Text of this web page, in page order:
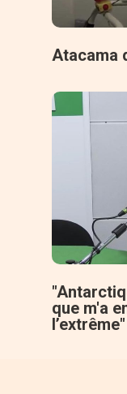
Atacama
que m'a
l’extrême"